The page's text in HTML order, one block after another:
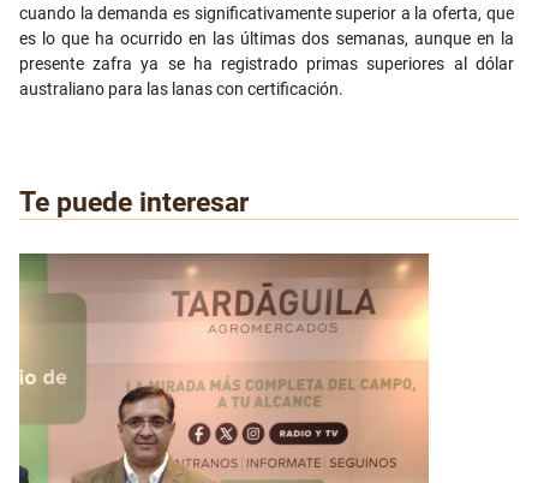
cuando la demanda es significativamente superior a la oferta, que
es lo que ha ocurrido en las últimas dos semanas, aunque en la
presente zafra ya se ha registrado primas superiores al dólar
australiano para las lanas con certificación.
Te puede interesar